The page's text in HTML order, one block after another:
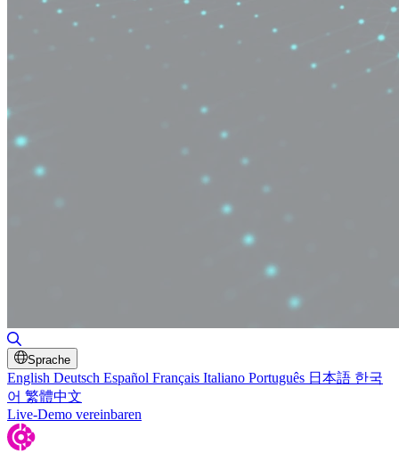
Sprache
English Deutsch Español Français Italiano Português 日本語 한국
어 繁體中文
Live-Demo vereinbaren